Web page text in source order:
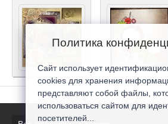
Политика
Сайт использует
cookies для хранения
представляют собой файлы,
использоваться сайтом для
посетителей...